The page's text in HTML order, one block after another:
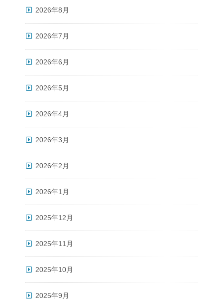
2026年8月
2026年7月
2026年6月
2026年5月
2026年4月
2026年3月
2026年2月
2026年1月
2025年12月
2025年11月
2025年10月
2025年9月